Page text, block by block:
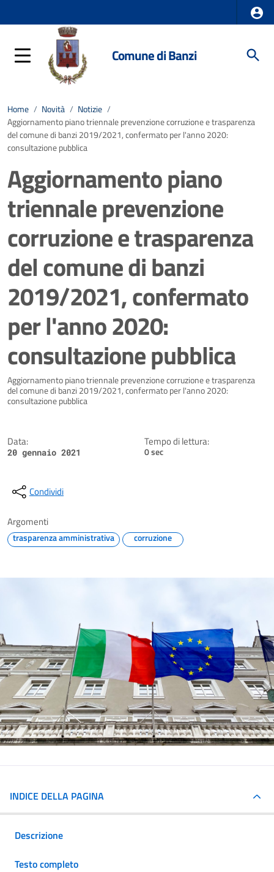
Comune di Banzi
Home / Novità / Notizie /
Aggiornamento piano triennale prevenzione corruzione e trasparenza
del comune di banzi 2019/2021, confermato per l'anno 2020:
consultazione pubblica
Aggiornamento piano
triennale prevenzione
corruzione e trasparenza
del comune di banzi
2019/2021, confermato
per l'anno 2020:
consultazione pubblica
Dettagli della notizia
Aggiornamento piano triennale prevenzione corruzione e trasparenza
del comune di banzi 2019/2021, confermato per l'anno 2020:
consultazione pubblica
Data:
20 gennaio 2021
Tempo di lettura:
0 sec
Condividi
Argomenti
trasparenza amministrativa corruzione
INDICE DELLA PAGINA
Descrizione
Testo completo